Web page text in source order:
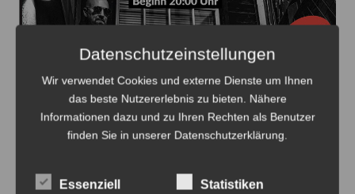
dem Hof Falkenhagen und sucht noch weitere
Sponsoren - Plakat: Veranstalter
Rock Open Air bringt Musik,
Datenschutzeinstellungen
Wir verwendet Cookies und externe Dienste um Ihnen
das beste Nutzererlebnis zu bieten. Nähere
Informationen dazu und zu Ihren Rechten als Benutzer
finden Sie in unserer Datenschutzerklärung.
Essenziell Statistiken